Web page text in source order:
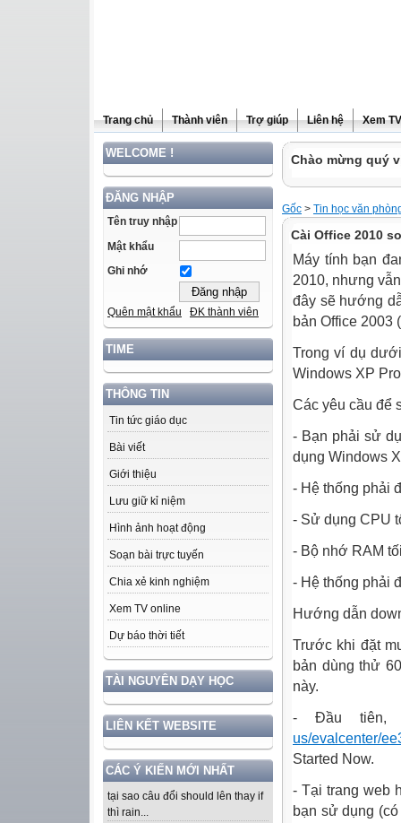
Trang chủ Thành viên Trợ giúp Liên hệ Xem TV
WELCOME !
ĐĂNG NHẬP
Tên truy nhập
Mật khẩu
Ghi nhớ
Quên mật khẩu ĐK thành viên
TIME
THÔNG TIN
Tin tức giáo dục
Bài viết
Giới thiệu
Lưu giữ kỉ niệm
Hình ảnh hoạt động
Soạn bài trực tuyến
Chia xẻ kinh nghiệm
Xem TV online
Dự báo thời tiết
TÀI NGUYÊN DẠY HỌC
LIÊN KẾT WEBSITE
CÁC Ý KIẾN MỚI NHẤT
tại sao câu đổi should lên thay if
thì rain...
Chào mừng quý
Gốc > Tin học văn
Cài Office 2010
Máy tính bạn
2010, nhưng
đây sẽ hướng
bản Office 2003
Trong ví dụ
Windows XP
Các yêu cầu để
- Bạn phải sử
dụng Windows
- Hệ thống phải
- Sử dụng CPU
- Bộ nhớ RAM
- Hệ thống phải
Hướng dẫn
Trước khi đặt
bản dùng thử
này.
- Đầu tiên,
us/evalcenter/
Started Now.
- Tại trang web
bạn sử dụng